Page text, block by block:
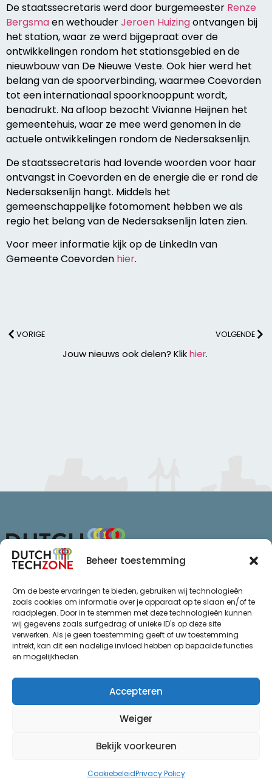
Beheer toestemming
Om de beste ervaringen te bieden, gebruiken wij technologieën
zoals cookies om informatie over je apparaat op te slaan en/of te
raadplegen. Door in te stemmen met deze technologieën kunnen
wij gegevens zoals surfgedrag of unieke ID's op deze site
verwerken. Als je geen toestemming geeft of uw toestemming
intrekt, kan dit een nadelige invloed hebben op bepaalde functies
en mogelijkheden.
Accepteren
Weiger
Bekijk voorkeuren
CookiebeleidPrivacy Policy
De staatssecretaris werd door burgemeester Renze
Bergsmaen wethouderJeroen Huizingontvangen bij
het station, waar ze werd bijgepraat over de
ontwikkelingen rondom het stationsgebied en de
nieuwbouw van De Nieuwe Veste. Ook hier werd het
belang van de spoorverbinding, waarmee Coevorden
tot een internationaal spoorknooppunt wordt,
benadrukt. Na afloop bezocht Vivianne Heijnen het
gemeentehuis, waar ze mee werd genomen in de
actuele ontwikkelingen rondom de Nedersaksenlijn.
De staatssecretaris had lovende woorden voor haar
ontvangst in Coevorden en de energie die er rond de
Nedersaksenlijn hangt. Middels het
gemeenschappelijke fotomoment hebben we als
regio het belang van de Nedersaksenlijn laten zien.
Voor meer informatie kijk op de LinkedIn van
Gemeente Coevorden hier.
VORIGE VOLGENDE
Jouw nieuws ook delen? Klikhier.
7811 KL Emmen
+31 (0)85 065 72 47
info@dutchtechzone.nl
Ga naar
De regio
Over ons
Thema’s
.
Algemene voorwaarden